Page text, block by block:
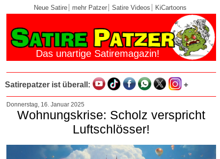
Neue Satire mehr Patzer Satire Videos KiCartoons
Das unartige Satiremagazin!
Satirepatzer ist überall: +
Donnerstag, 16. Januar 2025
Wohnungskrise: Scholz verspricht
Luftschlösser!